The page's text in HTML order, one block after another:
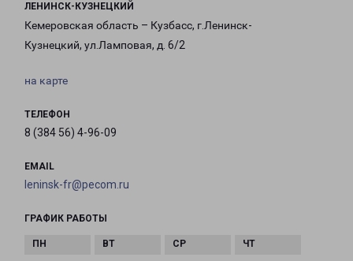
ЛЕНИНСК-КУЗНЕЦКИЙ
Кемеровская область – Кузбасс, г.Ленинск-
Кузнецкий, ул.Ламповая, д. 6/2
на карте
ТЕЛЕФОН
8 (384 56) 4-96-09
EMAIL
leninsk-fr@pecom.ru
ГРАФИК РАБОТЫ